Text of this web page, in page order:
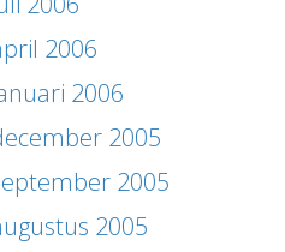
2006
2006
2005
2005
2005